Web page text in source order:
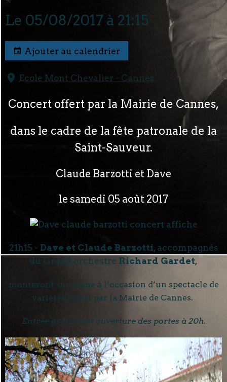
Le 05/08/2017 à 21:15
Ajouter au calendrier
Ecole Mont Chevalier - Cannes
Concert offert par la Mairie de Cannes,
dans le cadre de la fête patronale de la
Saint-Sauveur.
Claude Barzotti et Dave
le samedi 05 août 2017
21h15 - Dave et Claude Barzotti, accompagnés
du Grand orchestre Richard Gardet,
monteront sur scène à l’occasion d’un spectacle de
variétés offert par la Mairie de Cannes.
Entrée gratuite et ouverture des portes à 20h.